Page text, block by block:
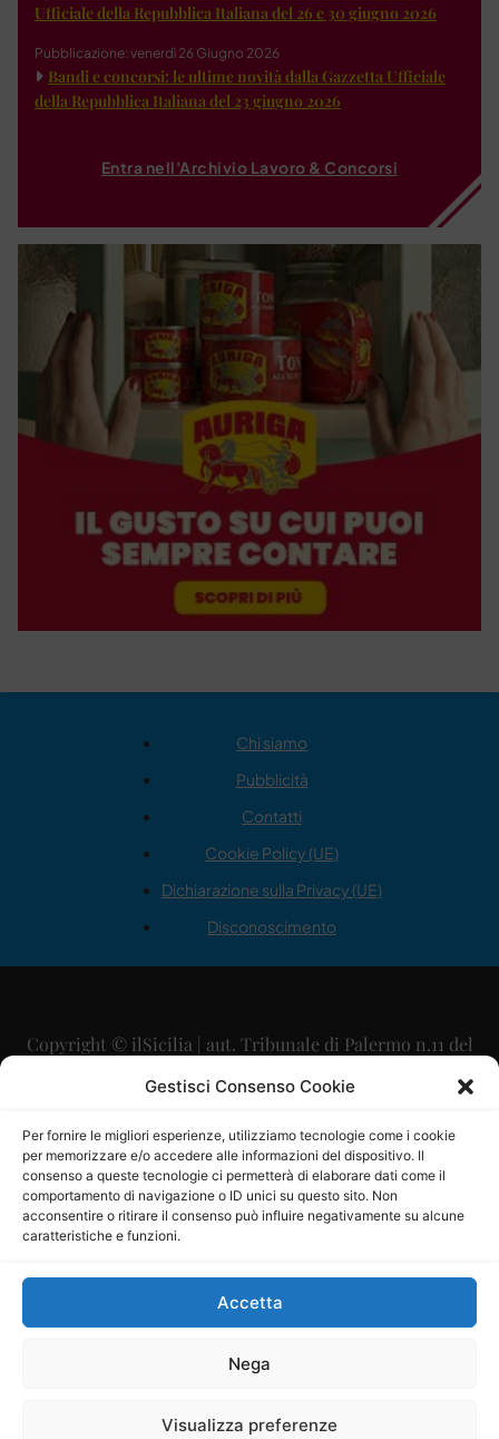
Gestisci Consenso Cookie
Per fornire le migliori esperienze, utilizziamo tecnologie come i cookie
per memorizzare e/o accedere alle informazioni del dispositivo. Il
consenso a queste tecnologie ci permetterà di elaborare dati come il
comportamento di navigazione o ID unici su questo sito. Non
acconsentire o ritirare il consenso può influire negativamente su alcune
caratteristiche e funzioni.
Accetta
Nega
Visualizza preferenze
Ufficiale della Repubblica Italiana del 26 e 30 giugno 2026
Pubblicazione: venerdì 26 Giugno 2026
Bandi e concorsi: le ultime novità dalla Gazzetta Ufficiale
della Repubblica Italiana del 23 giugno 2026
Entra nell'Archivio Lavoro & Concorsi
Chi siamo
Pubblicità
Contatti
Cookie Policy (UE)
Dichiarazione sulla Privacy (UE)
Disconoscimento
Copyright © ilSicilia | aut. Tribunale di Palermo n.11 del
29/09/2015
Direttore Editoriale: Maurizio Scaglione
Direttore Responsabile: Maria Calabrese
P.IVA: 06334930820
Mercurio Comunicazione Società Cooperativa a r.l. è
iscritta al Registro degli Operatori di Comunicazione al
Sito gestito daLa Digitale srl–info@ladigitale.it